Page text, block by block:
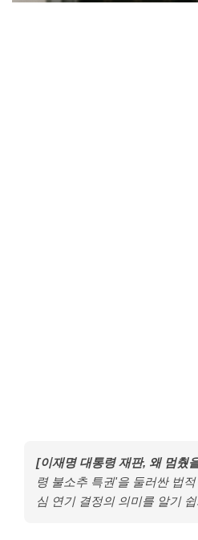
[이재명 대통령 재판, 왜 멈췄
령 불소추 특권'을 둘러싼 법
심 연기 결정의 의미를 알기